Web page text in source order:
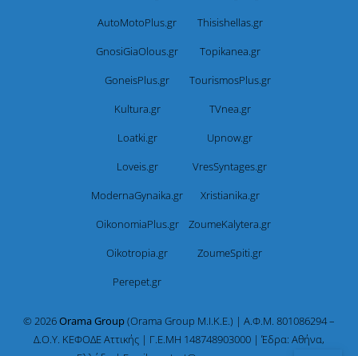
AutoMotoPlus.gr
Thisishellas.gr
GnosiGiaOlous.gr
Topikanea.gr
GoneisPlus.gr
TourismosPlus.gr
Kultura.gr
TVnea.gr
Loatki.gr
Upnow.gr
Loveis.gr
VresSyntages.gr
ModernaGynaika.gr
Xristianika.gr
OikonomiaPlus.gr
ZoumeKalytera.gr
Oikotropia.gr
ZoumeSpiti.gr
Perepet.gr
© 2026Orama Group(Orama Group Μ.Ι.Κ.Ε.) | Α.Φ.Μ. 801086294 –
Δ.Ο.Υ. ΚΕΦΟΔΕ Αττικής | Γ.Ε.ΜΗ 148748903000 | Έδρα: Αθήνα,